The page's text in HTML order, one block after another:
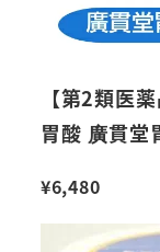
【第2類医
胃酸 廣貫
¥6,480